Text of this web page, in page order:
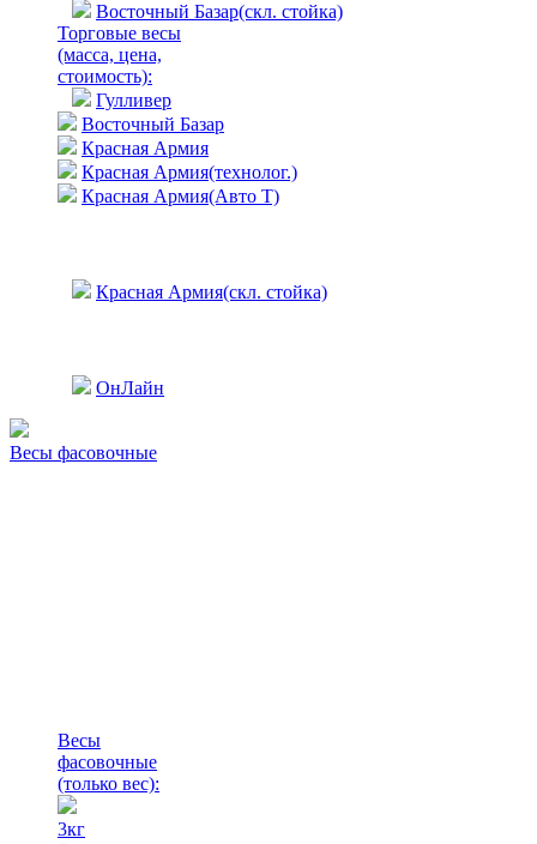
Восточный Базар(скл. стойка)
Торговые весы
(масса, цена,
стоимость):
Гулливер
Восточный Базар
Красная Армия
Красная Армия(технолог.)
Красная Армия(Авто Т)
Красная Армия(скл. стойка)
ОнЛайн
Весы фасовочные
Весы
фасовочные
(только вес):
3кг